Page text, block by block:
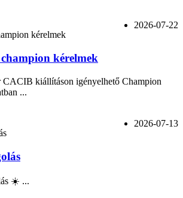
2026-07-22
kérelmek
CACIB kiállításon igényelhető Champion
...
2026-07-13
☀️ ...